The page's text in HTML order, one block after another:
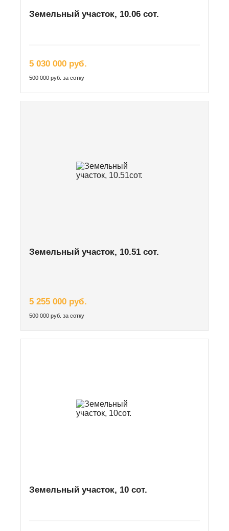
Земельный участок, 10.06 сот.
5 030 000 руб.
500 000 руб. за сотку
Земельный участок, 10.51 сот.
5 255 000 руб.
500 000 руб. за сотку
Земельный участок, 10 сот.